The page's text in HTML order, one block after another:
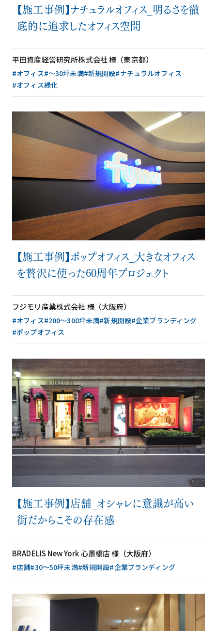
【施工事例】ナチュラルオフィス_明るさを徹
底的に追求したオフィス空間
平田資産経営研究所株式会社 様（東京都）
#オフィス#〜30坪未満#新規開設#ナチュラルオフィス
#オフィス緑化
【施工事例】ポップオフィス_大きなオフィス
を贅沢に使った60周年プロジェクト
フジモリ産業株式会社 様（大阪府）
#オフィス#200〜300坪未満#新規開設#企業ブランディング
#ポップオフィス
【施工事例】店舗_オシャレに意識が高い
街だからこその存在感
BRADELIS New York 心斎橋店 様（大阪府）
#店舗#30〜50坪未満#新規開設#企業ブランディング